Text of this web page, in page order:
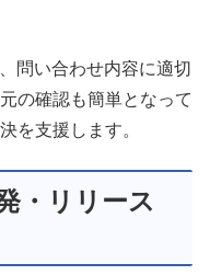
問い合わせ内容に適切
の確認も簡単となって
を支援します。
・リリース